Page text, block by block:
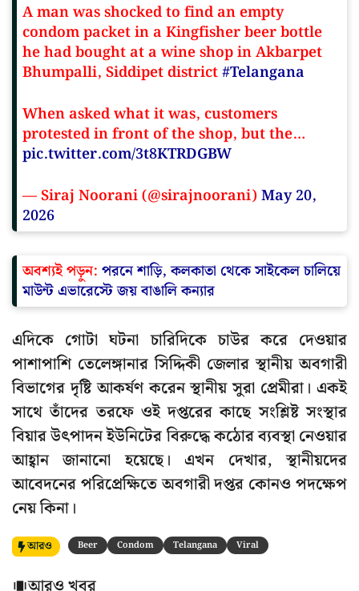
A man was shocked to find an empty
condom packet in a Kingfisher beer bottle
he had bought at a wine shop in Akbarpet
Bhumpalli, Siddipet district#Telangana
When asked what it was, customers
protested in front of the shop, but the…
pic.twitter.com/3t8KTRDGBW
— Siraj Noorani (@sirajnoorani) May 20,
2026
অবশ্যই পড়ুন: পরনে শাড়ি, কলকাতা থেকে সাইকেল চালিয়ে
মাউন্ট এভারেস্টে জয় বাঙালি কন্যার
এদিকে গোটা ঘটনা চারিদিকে চাউর করে দেওয়ার
পাশাপাশি তেলেঙ্গানার সিদ্দিকী জেলার স্থানীয় অবগারী
বিভাগের দৃষ্টি আকর্ষণ করেন স্থানীয় সুরা প্রেমীরা। একই
সাথে তাঁদের তরফে ওই দপ্তরের কাছে সংশ্লিষ্ট সংস্থার
বিয়ার উৎপাদন ইউনিটের বিরুদ্ধে কঠোর ব্যবস্থা নেওয়ার
আহ্বান জানানো হয়েছে। এখন দেখার, স্থানীয়দের
আবেদনের পরিপ্রেক্ষিতে অবগারী দপ্তর কোনও পদক্ষেপ
নেয় কিনা।
আরও Beer Condom Telangana Viral